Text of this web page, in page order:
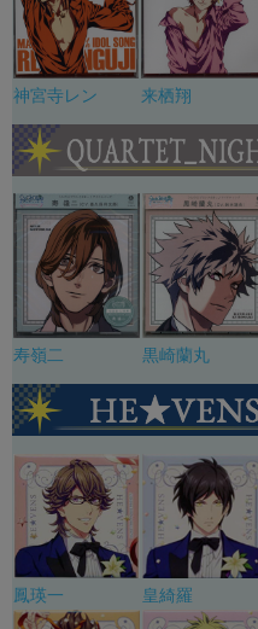
神宮寺レン 来栖翔
寿嶺二 黒崎蘭丸
鳳瑛一 皇綺羅